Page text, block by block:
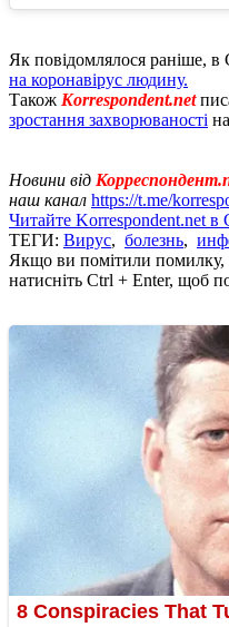
Як повідомлялося раніше,
на коронавірус людину.
Також Korrespondent.net
зростання захворюваності
Новини від
наш канал https://t.me/
Читайте Korrespondent.net в
ТЕГИ: Вирус, болезнь,
Якщо ви помітили помилку,
натисніть Ctrl + Enter, щоб